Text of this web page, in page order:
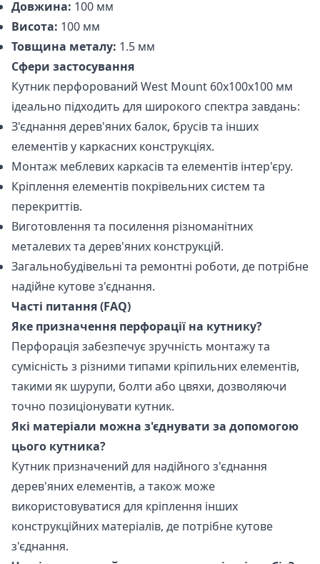
Довжина: 100 мм
Висота: 100 мм
Товщина металу: 1.5 мм
Сфери застосування
Кутник перфорований West Mount 60х100х100 мм
ідеально підходить для широкого спектра завдань:
З'єднання дерев'яних балок, брусів та інших
елементів у каркасних конструкціях.
Монтаж меблевих каркасів та елементів інтер'єру.
Кріплення елементів покрівельних систем та
перекриттів.
Виготовлення та посилення різноманітних
металевих та дерев'яних конструкцій.
Загальнобудівельні та ремонтні роботи, де потрібне
надійне кутове з'єднання.
Часті питання (FAQ)
Яке призначення перфорації на кутнику?
Перфорація забезпечує зручність монтажу та
сумісність з різними типами кріпильних елементів,
такими як шурупи, болти або цвяхи, дозволяючи
точно позиціонувати кутник.
Які матеріали можна з'єднувати за допомогою
цього кутника?
Кутник призначений для надійного з'єднання
дерев'яних елементів, а також може
використовуватися для кріплення інших
конструкційних матеріалів, де потрібне кутове
з'єднання.